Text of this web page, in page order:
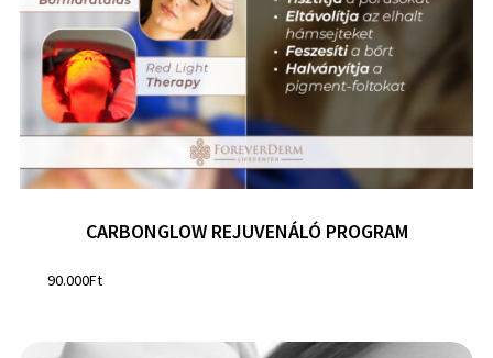
CARBONGLOW REJUVENÁLÓ PROGRAM
90.000Ft